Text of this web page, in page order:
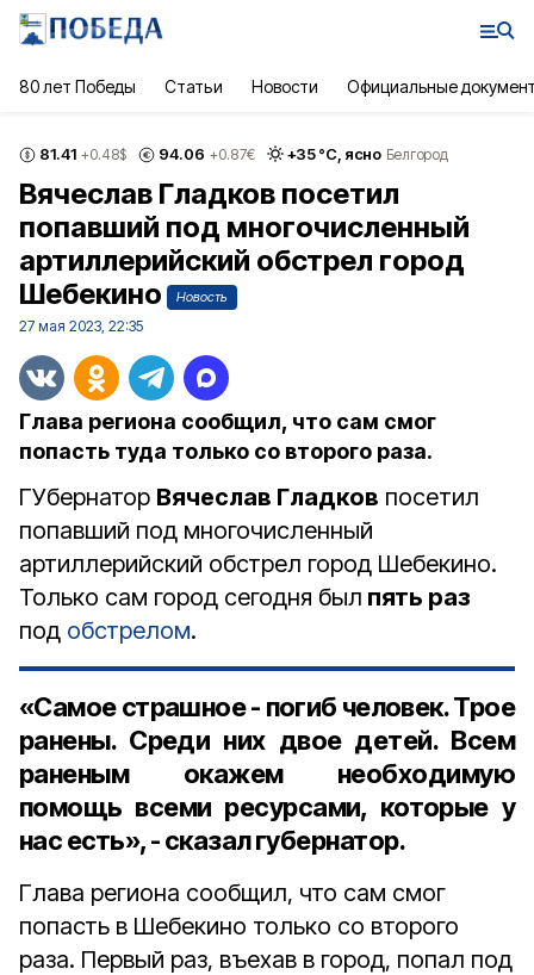
80 лет Победы Статьи Новости Официальные
81.41 +0.48$ 94.06 +0.87€ +35°С, ясно Белгород
Вячеслав Гладков посетил
попавший под многочисленный
артиллерийский обстрел город
Шебекино
Новость
27 мая 2023, 22:35
Глава региона сообщил, что сам смог
попасть туда только со второго раза.
ГУбернатор Вячеслав Гладков посетил
попавший под многочисленный
артиллерийский обстрел город Шебекино.
Только сам город сегодня был пять раз
под обстрелом.⠀
«Самое страшное - погиб человек. Трое
ранены. Среди них двое детей. Всем
раненым окажем необходимую
помощь всеми ресурсами, которые у
нас есть», - сказал губернатор.
Глава региона сообщил, что сам смог
попасть в Шебекино только со второго
раза. Первый раз, въехав в город, попал под